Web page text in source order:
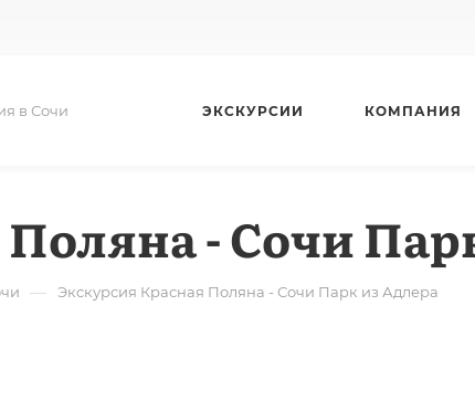
в Сочи ЭКСКУРСИИ КОМПАНИЯ
- Сочи
— Экскурсия Красная Поляна - Сочи Парк из Адлера